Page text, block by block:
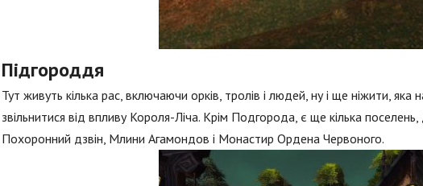
Підгороддя
Тут живуть кілька рас, включаючи орків, тролів і людей, ну і ще ніжити, яка
звільнитися від впливу Короля-Ліча. Крім Подгорода, є ще кілька
Похоронний дзвін, Млини Агамондов і Монастир Ордена Червоного.